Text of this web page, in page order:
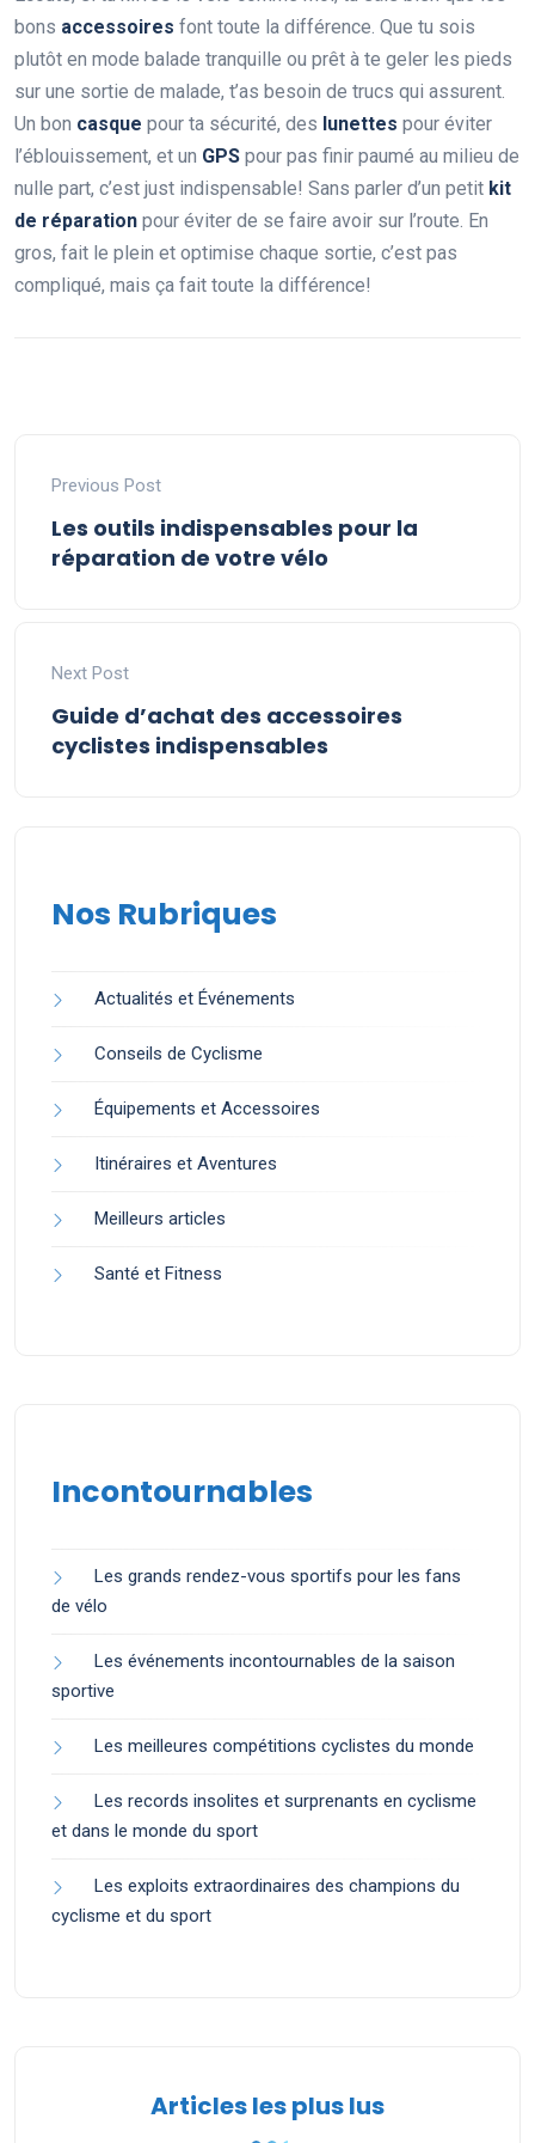
bons accessoires font toute la différence. Que tu sois
plutôt en mode balade tranquille ou prêt à te geler les pieds
sur une sortie de malade, t’as besoin de trucs qui assurent.
Un bon casque pour ta sécurité, des lunettes pour éviter
l’éblouissement, et un GPS pour pas finir paumé au milieu de
nulle part, c’est just indispensable! Sans parler d’un petit kit
de réparation pour éviter de se faire avoir sur l’route. En
gros, fait le plein et optimise chaque sortie, c’est pas
compliqué, mais ça fait toute la différence!
Previous Post
Les outils indispensables pour la
réparation de votre vélo
Next Post
Guide d’achat des accessoires
cyclistes indispensables
Nos Rubriques
Actualités et Événements
Conseils de Cyclisme
Équipements et Accessoires
Itinéraires et Aventures
Meilleurs articles
Santé et Fitness
Incontournables
Les grands rendez-vous sportifs pour les fans
de vélo
Les événements incontournables de la saison
sportive
Les meilleures compétitions cyclistes du monde
Les records insolites et surprenants en cyclisme
et dans le monde du sport
Les exploits extraordinaires des champions du
cyclisme et du sport
Articles les plus lus